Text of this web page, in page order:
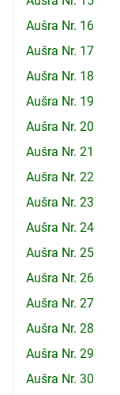
Aušra Nr. 16
Aušra Nr. 17
Aušra Nr. 18
Aušra Nr. 19
Aušra Nr. 20
Aušra Nr. 21
Aušra Nr. 22
Aušra Nr. 23
Aušra Nr. 24
Aušra Nr. 25
Aušra Nr. 26
Aušra Nr. 27
Aušra Nr. 28
Aušra Nr. 29
Aušra Nr. 30